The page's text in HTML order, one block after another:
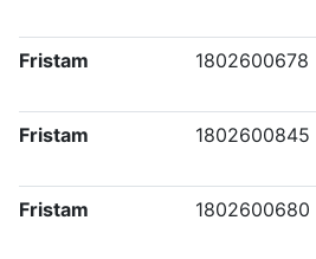
Fristam 1802600678
Fristam 1802600845
Fristam 1802600680